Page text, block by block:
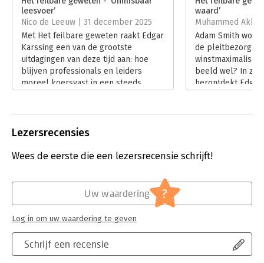
Hoofdrubriek: Algemeen management
leesvoer’
Nico de Leeuw | 31 december 2025
Met Het feilbare geweten raakt Edgar
Karssing een van de grootste
uitdagingen van deze tijd aan: hoe
blijven professionals en leiders
moreel koersvast in een steeds
belangrijke bijdrage aan de
integriteit en moreel handelen in
waard’
Muhammed
Adam Smith
de pleitbezorger
beeld wel? In
herontdekt Edgar
Lees verder
Lezersrecensies
Wees de eerste die een lezersrecensie schrijft!
Schrijf een recensie
Uw waardering ?
Log in om uw waardering te geven